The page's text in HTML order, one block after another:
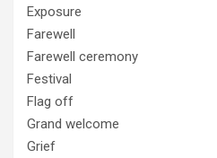
Exposure
Farewell
Farewell ceremony
Festival
Flag off
Grand welcome
Grief